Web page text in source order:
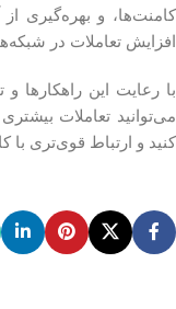
کامنت‌ها، و بهره‌گیری از
افزایش تعاملات در
با رعایت این راهکارها و
می‌توانید تعاملات
کنید و ارتباط قوی‌تری با